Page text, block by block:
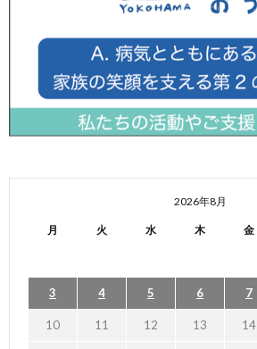
2026年8月
月 火 水 木 金
3 4 5 6 7
10 11 12 13 14